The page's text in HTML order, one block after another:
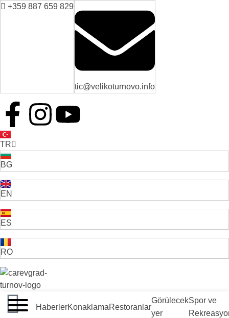
+359 887 659 829
tic@velikoturnovo.info
TR
BG
EN
ES
RO
VELIKO TARNOVO - BULGARİSTAN'IN ORTAÇAĞ BAŞKENTİ
HaberlerKonaklamaRestoranlar
Görülecek
yer
Spor ve